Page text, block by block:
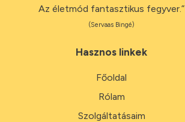
Az életmód fantasztikus fegyver.”
(Servaas Bingé)
Hasznos linkek
Főoldal
Rólam
Szolgáltatásaim